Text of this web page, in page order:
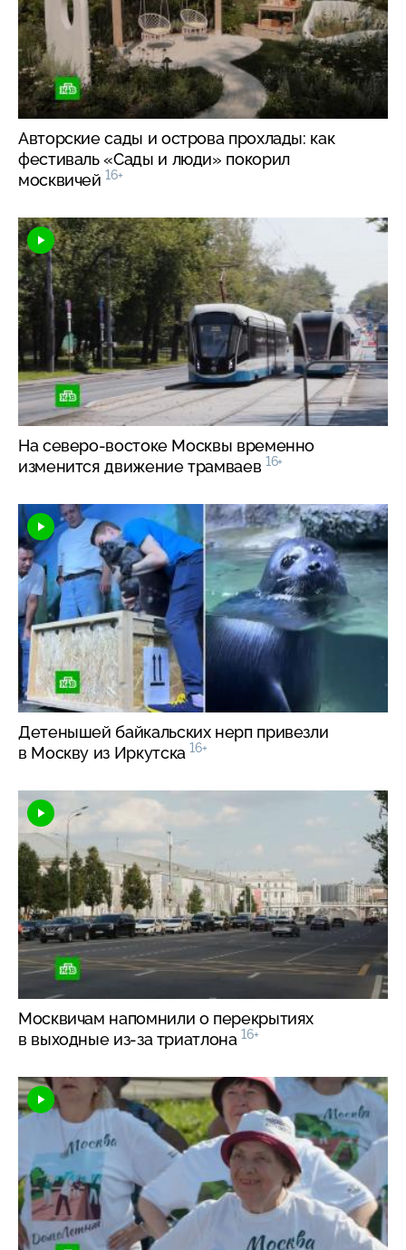
Авторские сады и острова прохлады: как
фестиваль «Сады и люди» покорил
москвичей 16+
На северо-востокеМосквы временно
изменится движение трамваев 16+
Детенышей байкальских нерп привезли
в Москву из Иркутска 16+
Москвичам напомнили о перекрытиях
в выходные из-за триатлона 16+